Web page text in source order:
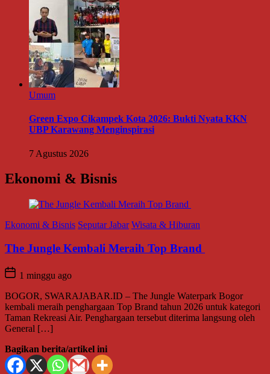
Umum
Green Expo Cikampek Kota 2026: Bukti Nyata KKN
UBP Karawang Menginspirasi
7 Agustus 2026
Ekonomi & Bisnis
Ekonomi & Bisnis Seputar Jabar Wisata & Hiburan
The Jungle Kembali Meraih Top Brand
1 minggu ago
BOGOR, SWARAJABAR.ID – The Jungle Waterpark Bogor
kembali meraih penghargaan Top Brand tahun 2026 untuk kategori
Taman Rekreasi Air. Penghargaan tersebut diterima langsung oleh
General […]
Bagikan berita/artikel ini